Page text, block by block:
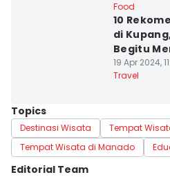
Food
10
di
Begitu
19 Apr 2024,
Travel
Topics
Destinasi Wisata Tempat
Tempat Wisata di Manado
Editorial Team